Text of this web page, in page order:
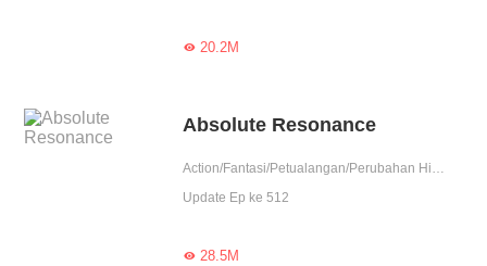
20.2M
Absolute Resonance
Action/Fantasi/Petualangan/Perubahan Hidup
Update Ep ke 512
28.5M